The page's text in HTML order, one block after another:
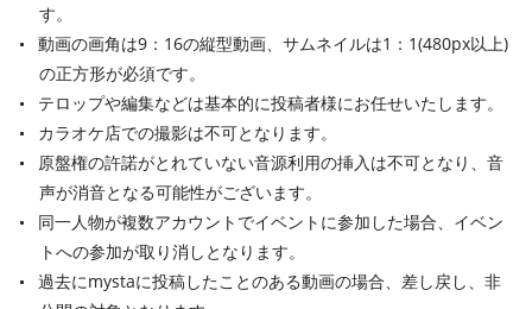
す。
動画の画角は9：16の縦型動画、サムネイルは1：1(480px以上)
の正方形が必須です。
テロップや編集などは基本的に投稿者様にお任せいたします。
カラオケ店での撮影は不可となります。
原盤権の許諾がとれていない音源利用の挿入は不可となり、音
声が消音となる可能性がございます。
同一人物が複数アカウントでイベントに参加した場合、イベン
トへの参加が取り消しとなります。
過去にmystaに投稿したことのある動画の場合、差し戻し、非